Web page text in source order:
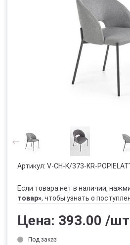
Артикул: V-CH-K/373-KR-
Если товара нет в наличии,
товар», чтобы узнать о
Цена: 393.00 /
Под заказ